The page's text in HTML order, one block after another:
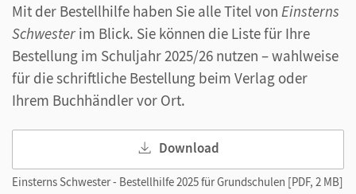
Mit der Bestellhilfe haben Sie alle Titel von Einsterns
Schwester im Blick. Sie können die Liste für Ihre
Bestellung im Schuljahr 2025/26 nutzen – wahlweise
für die schriftliche Bestellung beim Verlag oder
Ihrem Buchhändler vor Ort.
Download
Einsterns Schwester - Bestellhilfe 2025 für Grundschulen [PDF, 2 MB]